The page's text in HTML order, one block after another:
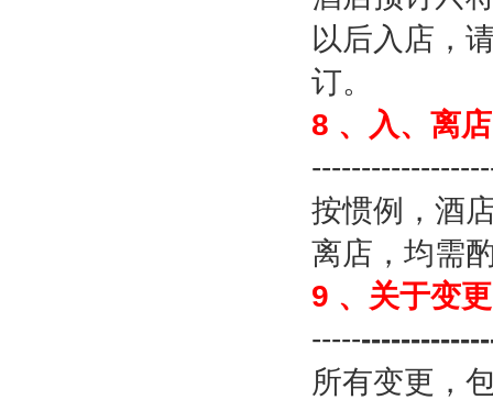
以后入店，
订。
8 、入、离
按惯例，酒
离店，均需
9 、关于变更
-----
所有变更，